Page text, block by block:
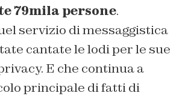
79mila persone.
servizio di messaggistica
cantate le lodi per le sue
E che continua a
principale di fatti di